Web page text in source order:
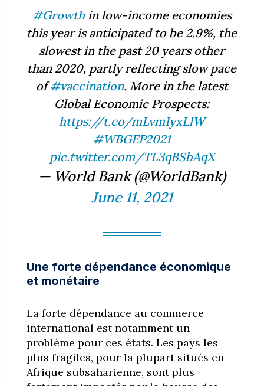
#Growthin low-income economies
this year is anticipated to be 2.9%, the
slowest in the past 20 years other
than 2020, partly reflecting slow pace
of#vaccination. More in the latest
Global Economic Prospects:
https://t.co/mLvmIyxLlW
#WBGEP2021
pic.twitter.com/TL3qBSbAqX
— World Bank (@WorldBank)
June 11, 2021
Une forte dépendance économique
et monétaire
La forte dépendance au commerce
international est notamment un
problème pour ces états. Les pays les
plus fragiles, pour la plupart situés en
Afrique subsaharienne, sont plus